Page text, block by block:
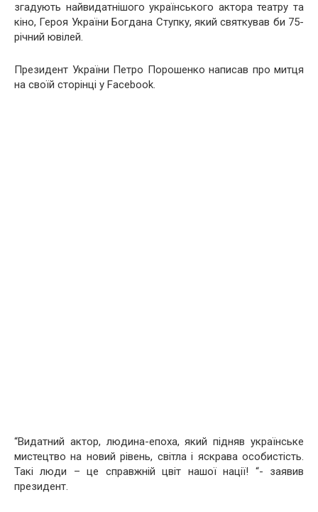
згадують найвидатнішого українського актора театру та
кіно, Героя України Богдана Ступку, який святкував би 75-
річний ювілей.
Президент України Петро Порошенко написав про митця
на своїй сторінці у Facebook.
“Видатний актор, людина-епоха, який підняв українське
мистецтво на новий рівень, світла і яскрава особистість.
Такі люди – це справжній цвіт нашої нації! “- заявив
президент.